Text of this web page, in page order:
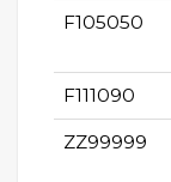
F105050
F111090
ZZ99999